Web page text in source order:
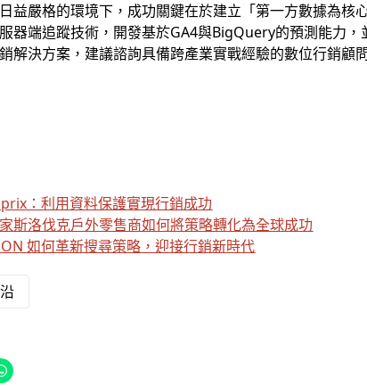
益嚴格的環境下，成功關鍵在於建立「第一方數據為
器端追蹤技術，開發基於GA4與BigQuery的預測能力
解決方案，建議諮詢具備跨產業實戰經驗的數位行銷顧
：利用資料保護實現行銷成功
斯洛伐克戶外零售商如何將策略轉化為全球成功
如何革新搜尋策略，迎接行銷新時代